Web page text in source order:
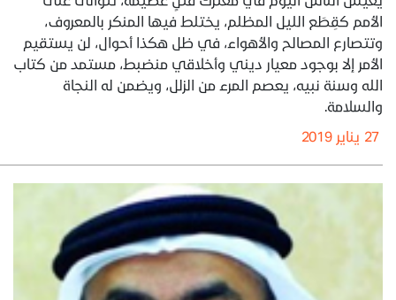
الأمم كقِطَع الليل المظلم، يختلط فيها المنكر بالمعروف،
وتتصارع المصالح والأهواء، في ظل هكذا أحوال، لن يستقيم
الأمر إلا بوجود معيار ديني وأخلاقي منضبط، مستمد من كتاب
الله وسنة نبيه، يعصم المرء من الزلل، ويضمن له النجاة
والسلامة.